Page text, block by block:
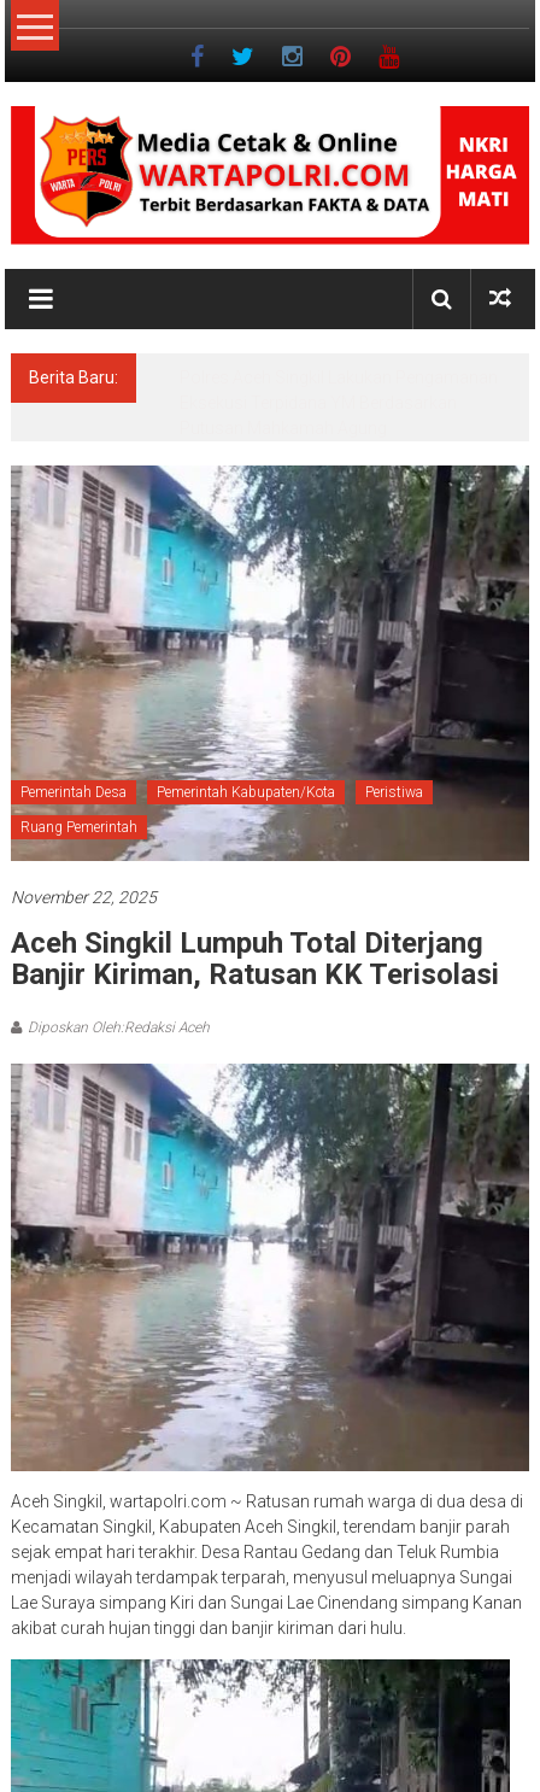
Lompat
ke
NKRI
Jurnalisme
Berita Baru:
Pemerintah Desa Pemerintah Kabupaten/Kota Peristiwa
Ruang Pemerintah
November 22, 2025
Aceh Singkil Lumpuh Total Diterjang
Banjir Kiriman, Ratusan KK Terisolasi
Diposkan Oleh:Redaksi Aceh
Aceh Singkil, wartapolri.com ~ Ratusan rumah warga di dua desa di
Kecamatan Singkil, Kabupaten Aceh Singkil, terendam banjir parah
sejak empat hari terakhir. Desa Rantau Gedang dan Teluk Rumbia
menjadi wilayah terdampak terparah, menyusul meluapnya Sungai
Lae Suraya simpang Kiri dan Sungai Lae Cinendang simpang Kanan
akibat curah hujan tinggi dan banjir kiriman dari hulu.